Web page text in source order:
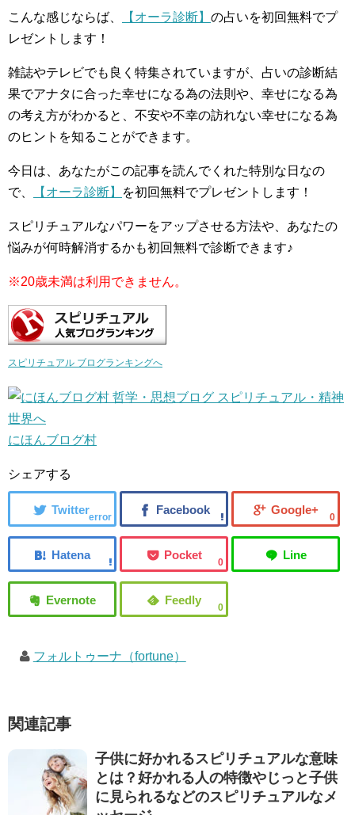
こんな感じならば、 【オーラ診断】 の占いを初回無料でプ
レゼントします！
雑誌やテレビでも良く特集されていますが、占いの診断結
果でアナタに合った幸せになる為の法則や、幸せになる為
の考え方がわかると、不安や不幸の訪れない幸せになる為
のヒントを知ることができます。
今日は、あなたがこの記事を読んでくれた特別な日なの
で、
【オーラ診断】 を初回無料でプレゼントします！
スピリチュアルなパワーをアップさせる方法や、あなたの
悩みが何時解消するかも初回無料で診断できます♪
※20歳未満は利用できません。
スピリチュアル ブログランキングへ
にほんブログ村
シェアする
error 0
0
0
フォルトゥーナ（fortune）
関連記事
子供に好かれるスピリチュアルな意味
とは？好かれる人の特徴やじっと子供
に見られるなどのスピリチュアルなメ